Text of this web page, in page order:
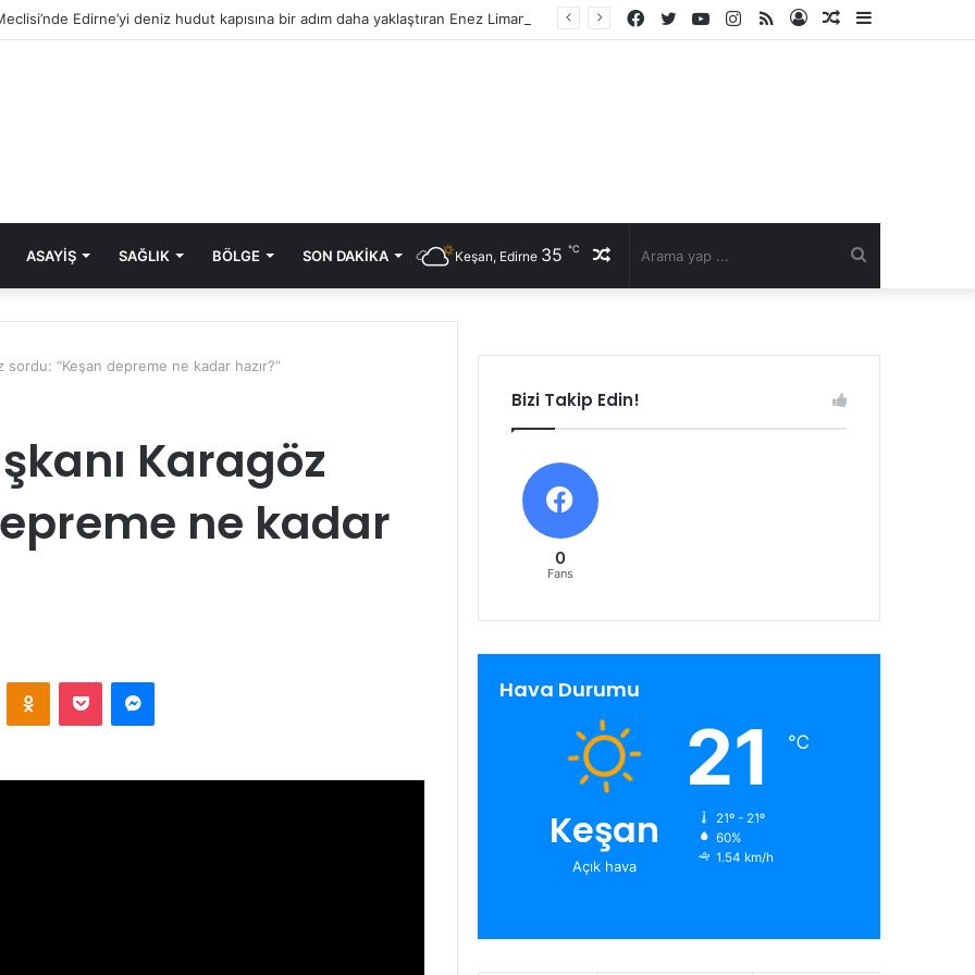
Kenar
Rastgele
Kayıt
RSS
Instagram
YouTube
Twitter
Facebook
ASAYIŞ SAĞLIK BÖLGE SON DAKIKA Rastgele
Keşan, Edirne 35 ℃
sordu: “Keşan depreme ne kadar hazır?”
Karagöz
ne kadar
Odnoklassniki
Pocket Messenger
Bizi Takip Edin!
0
Fans
Hava Durumu
Keşan
Açık hava
21 ℃
21º - 21º
60%
1.54 km/h